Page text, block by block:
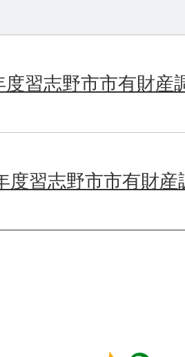
度習志野市市有財産
度習志野市市有財産